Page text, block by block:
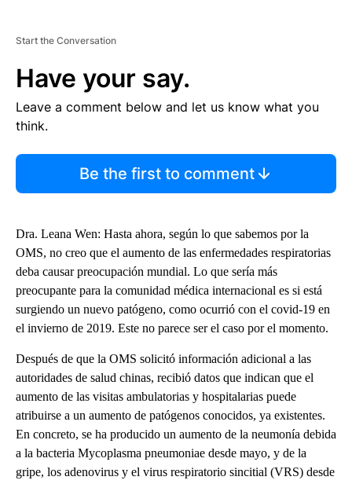
Start the Conversation
Have your say.
Leave a comment below and let us know what you
think.
Be the first to comment
Dra. Leana Wen: Hasta ahora, según lo que sabemos por la
OMS, no creo que el aumento de las enfermedades respiratorias
deba causar preocupación mundial. Lo que sería más
preocupante para la comunidad médica internacional es si está
surgiendo un nuevo patógeno, como ocurrió con el covid-19 en
el invierno de 2019. Este no parece ser el caso por el momento.
Después de que la OMS solicitó información adicional a las
autoridades de salud chinas, recibió datos que indican que el
aumento de las visitas ambulatorias y hospitalarias puede
atribuirse a un aumento de patógenos conocidos, ya existentes.
En concreto, se ha producido un aumento de la neumonía debida
a la bacteria Mycoplasma pneumoniae desde mayo, y de la
gripe, los adenovirus y el virus respiratorio sincitial (VRS) desde